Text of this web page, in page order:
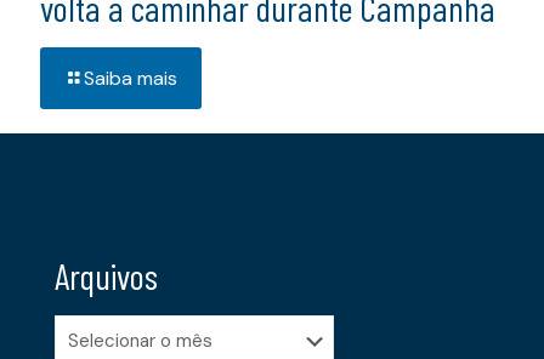
Saiba mais
Arquivos
Arquivos